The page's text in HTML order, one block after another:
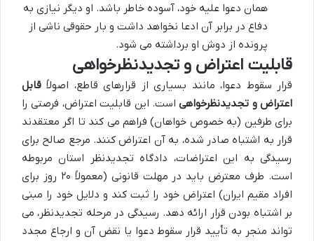
همان دعوا علیه خود، آسوده خاطر باشد. او دیگر نیازی به
دفاع در برابر آن ادعا نخواهد داشت و بار حقوقی ناشی از
پرونده از دوش او برداشته می شود.
قابلیت اعتراض و تجدیدنظرخواهی
قرار سقوط دعوا، مانند بسیاری از قرارهای قاطع، اصولاً قابل
اعتراض و تجدیدنظرخواهیاست. این قابلیت اعتراض، فرصتی را
برای طرفین (به خصوص خواهان) فراهم می کند تا اگر معتقدند
قرار به اشتباه صادر شده، به آن اعتراض کنند. مرجع صالح برای
رسیدگی به این اعتراضات، دادگاه تجدیدنظر استان مربوطه
است. طرف معترض باید در مهلت قانونی (معمولاً ۲۰ روز برای
افراد مقیم ایران) اعتراض خود را ثبت کند و دلایل خود را مبنی
بر اشتباه بودن قرار ارائه دهد. رسیدگی در مرحله تجدیدنظر، می
تواند منجر به تأیید قرار سقوط دعوا یا نقض آن و ارجاع مجدد